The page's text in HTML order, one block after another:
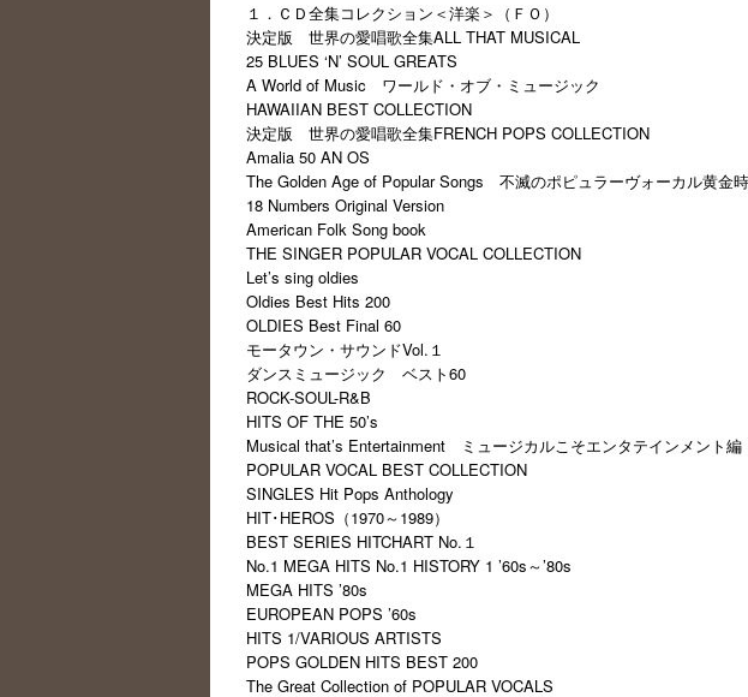
１．ＣＤ全集コレクション＜洋楽＞（ＦＯ）
決定版 世界の愛唱歌全集ALL THAT MUSICAL
25 BLUES ‘N’ SOUL GREATS
A World of Music ワールド・オブ・ミュージック
HAWAIIAN BEST COLLECTION
決定版 世界の愛唱歌全集FRENCH POPS COLLECTION
Amalia 50 AN OS
The Golden Age of Popular Songs 不滅のポピュラーヴォーカル黄金
18 Numbers Original Version
American Folk Song book
THE SINGER POPULAR VOCAL COLLECTION
Let’s sing oldies
Oldies Best Hits 200
OLDIES Best Final 60
モータウン・サウンドVol.１
ダンスミュージック ベスト60
ROCK-SOUL-R&B
HITS OF THE 50’s
Musical that’s Entertainment ミュージカルこそエンタテインメント編
POPULAR VOCAL BEST COLLECTION
SINGLES Hit Pops Anthology
HIT･HEROS（1970～1989）
BEST SERIES HITCHART No.１
No.1 MEGA HITS No.1 HISTORY 1 ’60s～’80s
MEGA HITS ’80s
EUROPEAN POPS ’60s
HITS 1/VARIOUS ARTISTS
POPS GOLDEN HITS BEST 200
The Great Collection of POPULAR VOCALS